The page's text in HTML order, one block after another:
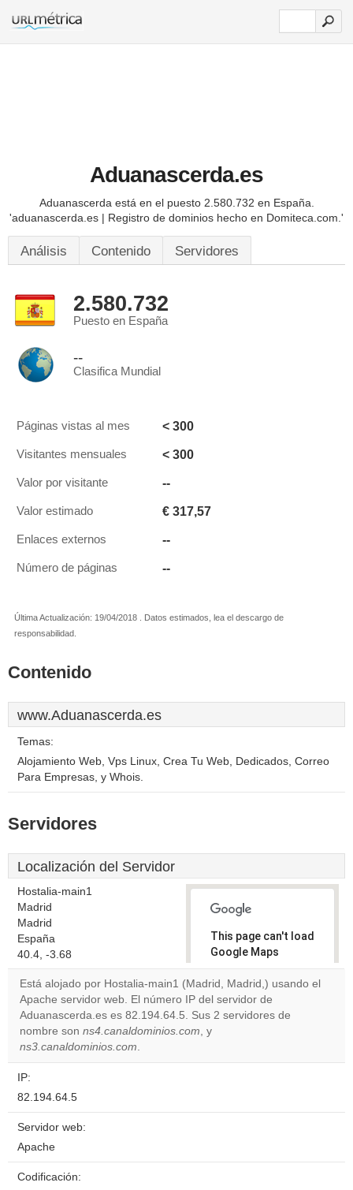
Aduanascerda.es
Aduanascerda está en el puesto 2.580.732 en España.
'aduanascerda.es | Registro de dominios hecho en Domiteca.com.'
Análisis Contenido Servidores
2.580.732
Puesto en España
--
Clasifica Mundial
Páginas vistas al mes < 300
Visitantes mensuales < 300
Valor por visitante --
Valor estimado € 317,57
Enlaces externos --
Número de páginas --
Última Actualización: 19/04/2018 . Datos estimados, lea el descargo de
responsabilidad.
Contenido
www.Aduanascerda.es
Temas:
Alojamiento Web, Vps Linux, Crea Tu Web, Dedicados, Correo
Para Empresas, y Whois.
Servidores
Localización del Servidor
Hostalia-main1
Madrid
Madrid
España
40.4, -3.68
This page can't load
Google Maps
correctly.
Do you
own this
Está alojado por Hostalia-main1 (Madrid, Madrid,) usando el
Apache servidor web. El número IP del servidor de
Aduanascerda.es es 82.194.64.5. Sus 2 servidores de
nombre son ns4.canaldominios.com, y
ns3.canaldominios.com.
IP:
82.194.64.5
Servidor web:
Apache
Codificación: